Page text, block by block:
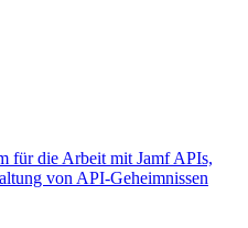
für die Arbeit mit Jamf APIs,
von API-Geheimnissen